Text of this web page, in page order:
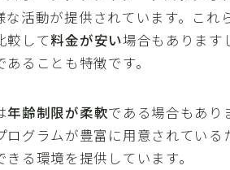
な活動が提供されています。これ
較して料金が安い場合もあります
あることも特徴です。
年齢制限が柔軟である場合もあり
ログラムが豊富に用意されている
る環境を提供しています。